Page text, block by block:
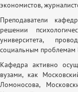
экономистов,
Преподаватели
решении
университета,
социальным проблемам
Кафедра активно
вузами, как
Ломоносова,